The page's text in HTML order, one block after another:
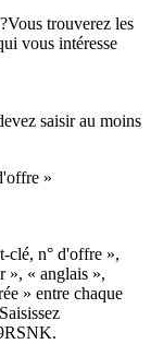
Vous trouverez les
vous intéresse
saisir au moins
»
clé, n° d'offre »,
», « anglais »,
» entre chaque